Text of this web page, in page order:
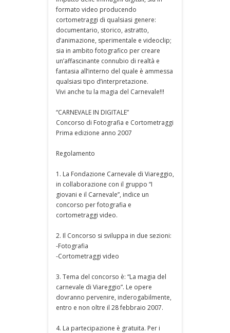
formato video producendo
cortometraggi di qualsiasi genere:
documentario, storico, astratto,
d’animazione, sperimentale e videoclip;
sia in ambito fotografico per creare
un’affascinante connubio di realtà e
fantasia all’interno del quale è ammessa
qualsiasi tipo d’interpretazione.
Vivi anche tu la magia del Carnevale!!!
“CARNEVALE IN DIGITALE”
Concorso di Fotografia e Cortometraggi
Prima edizione anno 2007
Regolamento
1. La Fondazione Carnevale di Viareggio,
in collaborazione con il gruppo “I
giovani e il Carnevale”, indice un
concorso per fotografia e
cortometraggi video.
2. Il Concorso si sviluppa in due sezioni:
-Fotografia
-Cortometraggi video
3. Tema del concorso è: “La magia del
carnevale di Viareggio”. Le opere
dovranno pervenire, inderogabilmente,
entro e non oltre il 28 febbraio 2007.
4. La partecipazione è gratuita. Per i